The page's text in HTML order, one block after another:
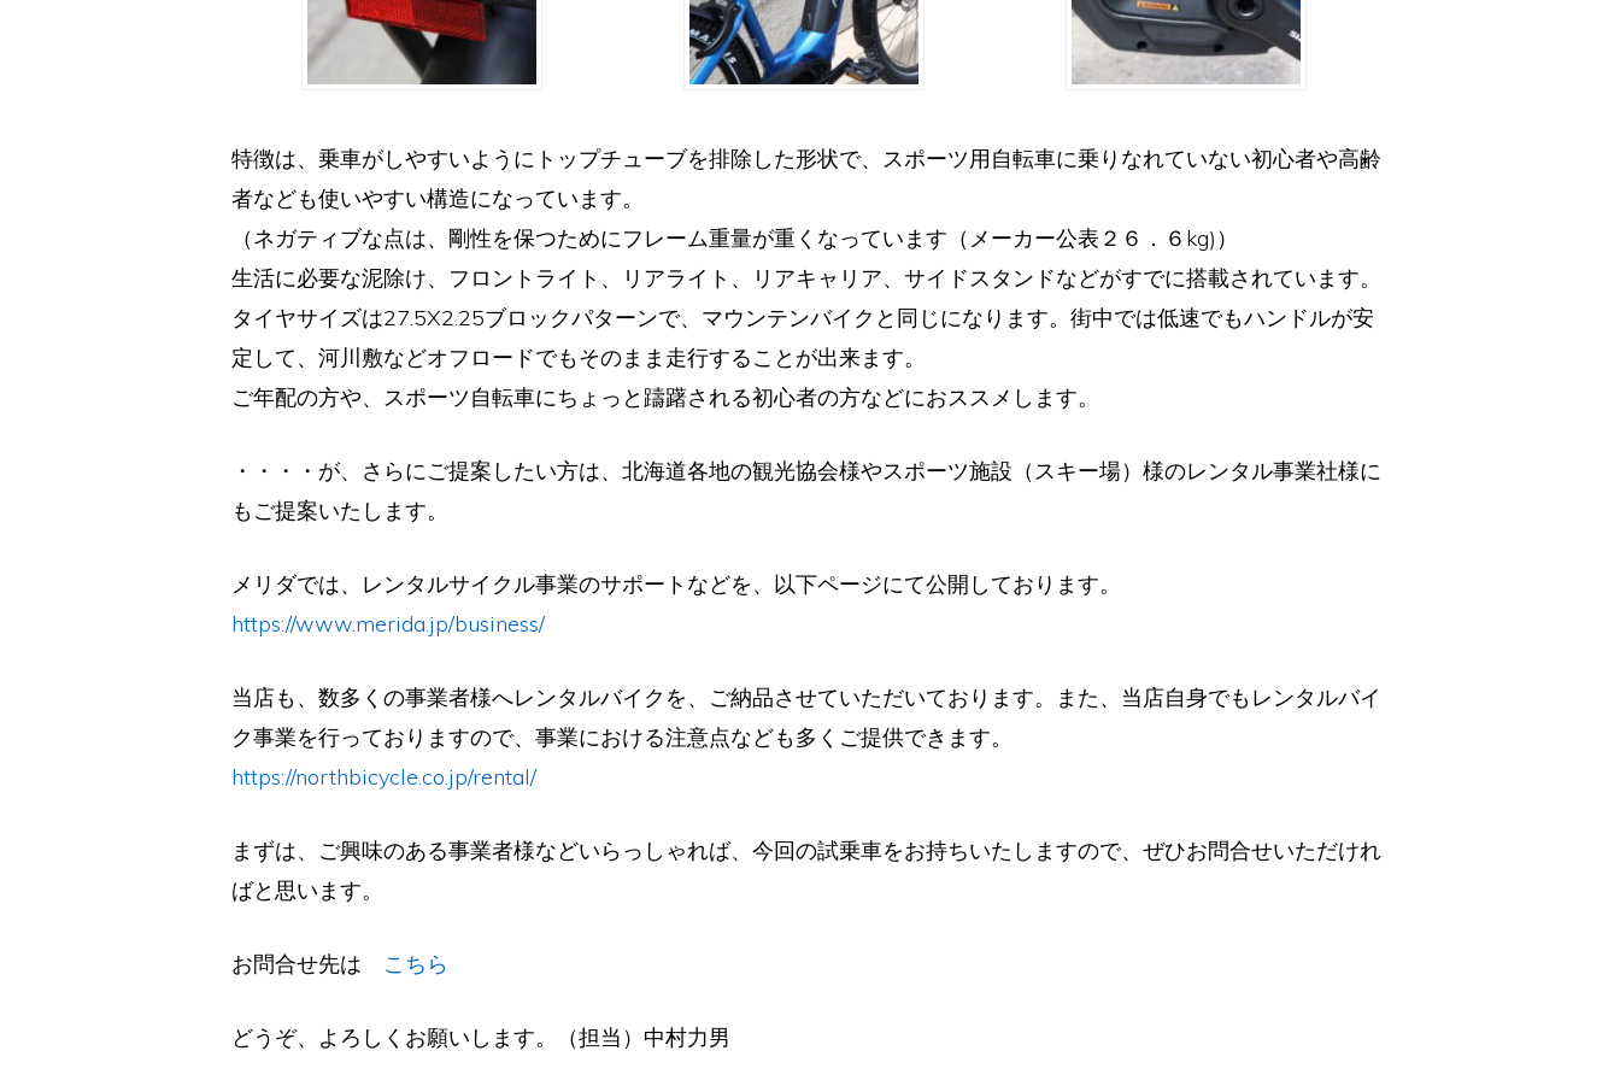
特徴は、乗車がしやすいようにトップチューブを排除した形状で、スポーツ用自転車に乗りなれていない初心者や高齢
者なども使いやすい構造になっています。
（ネガティブな点は、剛性を保つためにフレーム重量が重くなっています（メーカー公表２６．６kg)）
生活に必要な泥除け、フロントライト、リアライト、リアキャリア、サイドスタンドなどがすでに搭載されています。
タイヤサイズは27.5X2.25ブロックパターンで、マウンテンバイクと同じになります。街中では低速でもハンドルが安
定して、河川敷などオフロードでもそのまま走行することが出来ます。
ご年配の方や、スポーツ自転車にちょっと躊躇される初心者の方などにおススメします。
・・・・が、さらにご提案したい方は、北海道各地の観光協会様やスポーツ施設（スキー場）様のレンタル事業社様に
もご提案いたします。
メリダでは、レンタルサイクル事業のサポートなどを、以下ページにて公開しております。
https://www.merida.jp/business/
当店も、数多くの事業者様へレンタルバイクを、ご納品させていただいております。また、当店自身でもレンタルバイ
ク事業を行っておりますので、事業における注意点なども多くご提供できます。
https://northbicycle.co.jp/rental/
まずは、ご興味のある事業者様などいらっしゃれば、今回の試乗車をお持ちいたしますので、ぜひお問合せいただけれ
ばと思います。
お問合せ先は こちら
どうぞ、よろしくお願いします。（担当）中村力男